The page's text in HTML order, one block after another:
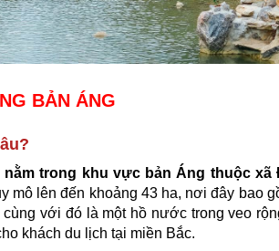
BẢN ÁNG
trong khu vực bản Áng thuộc xã
mô lên đến khoảng 43 ha, nơi đây bao
với đó là một hồ nước trong veo
khách du lịch tại miền Bắc.